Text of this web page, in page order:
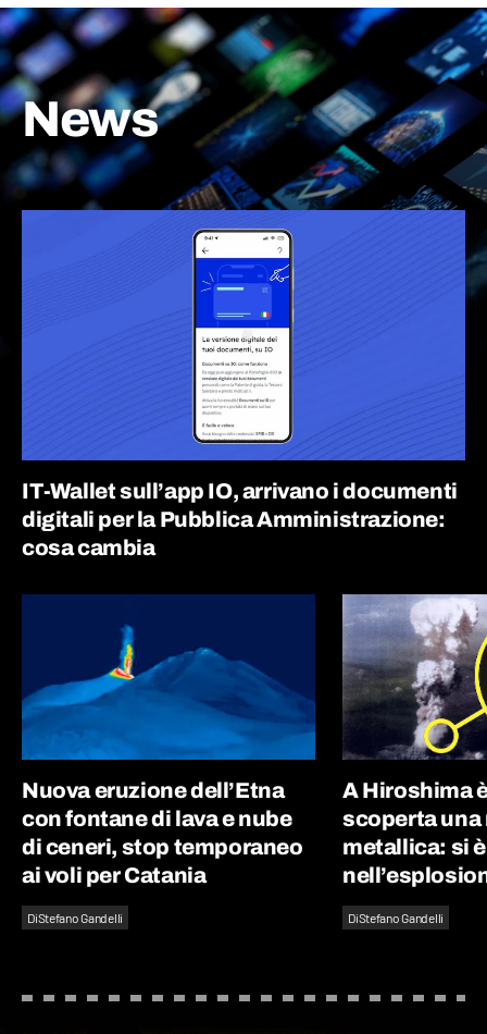
News
IT-Wallet sull’app IO, arrivano i documenti
digitali per la Pubblica Amministrazione:
cosa cambia
Nuova eruzione dell’Etna
con fontane di lava e nube
di ceneri, stop temporaneo
ai voli per Catania
DiStefano Gandelli
A Hiroshima
scoperta una
metallica: si
DiStefano Gandelli